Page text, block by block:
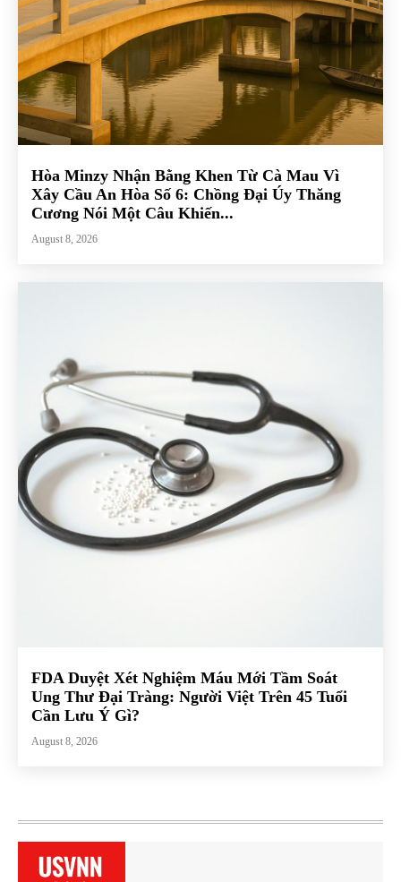
Hòa Minzy Nhận Bằng Khen Từ Cà Mau Vì
Xây Cầu An Hòa Số 6: Chồng Đại Úy Thăng
Cương Nói Một Câu Khiến...
August 8, 2026
FDA Duyệt Xét Nghiệm Máu Mới Tầm Soát
Ung Thư Đại Tràng: Người Việt Trên 45 Tuổi
Cần Lưu Ý Gì?
August 8, 2026